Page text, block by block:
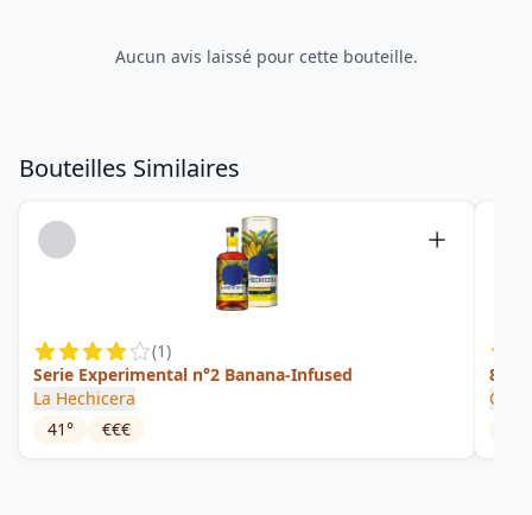
Aucun avis laissé pour cette bouteille.
Bouteilles Similaires
(1)
Serie Experimental n°2 Banana-Infused
La Hechicera
41° €€€
8 ans